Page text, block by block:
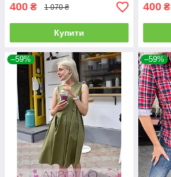
400 ₴ 1 070 ₴
Купити
400 ₴
–59% –59%